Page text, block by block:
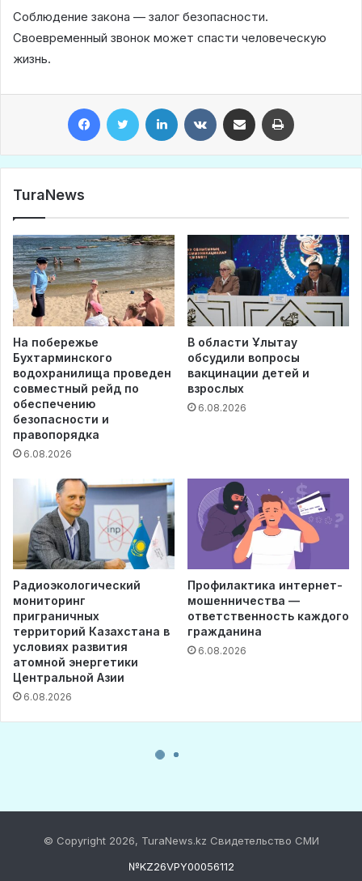
© Copyright 2026, TuraNews.kz Свидетельство СМИ
№KZ26VPY00056112